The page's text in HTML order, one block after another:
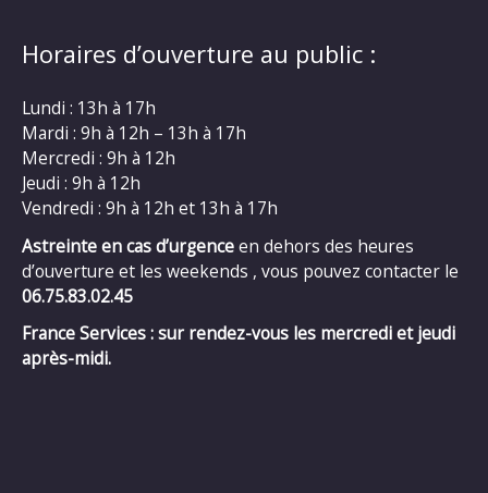
Horaires d’ouverture au public :
Lundi : 13h à 17h
Mardi : 9h à 12h – 13h à 17h
Mercredi : 9h à 12h
Jeudi : 9h à 12h
Vendredi : 9h à 12h et 13h à 17h
Astreinte en cas d’urgenceen dehors des heures
d’ouverture et les weekends , vous pouvez contacter le
06.75.83.02.45
France Services : sur rendez-vous les mercredi et jeudi
après-midi.